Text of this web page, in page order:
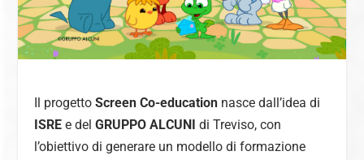
Il progettoScreen Co-education nasce dall’idea di
ISRE e delGRUPPO ALCUNI
di Treviso, con
l’obiettivo di generare un modello di formazione